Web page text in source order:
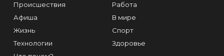
Происшествия
Афиша
Жизнь
Технологии
Работа
В мире
Спорт
Здоровье